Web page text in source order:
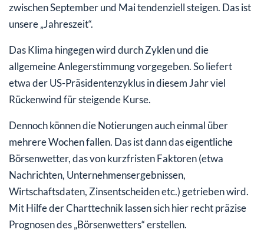
zwischen September und Mai tendenziell steigen. Das ist
unsere „Jahreszeit“.
Das Klima hingegen wird durch Zyklen und die
allgemeine Anlegerstimmung vorgegeben. So liefert
etwa der US-Präsidentenzyklus in diesem Jahr viel
Rückenwind für steigende Kurse.
Dennoch können die Notierungen auch einmal über
mehrere Wochen fallen. Das ist dann das eigentliche
Börsenwetter, das von kurzfristen Faktoren (etwa
Nachrichten, Unternehmensergebnissen,
Wirtschaftsdaten, Zinsentscheiden etc.) getrieben wird.
Mit Hilfe der Charttechnik lassen sich hier recht präzise
Prognosen des „Börsenwetters“ erstellen.